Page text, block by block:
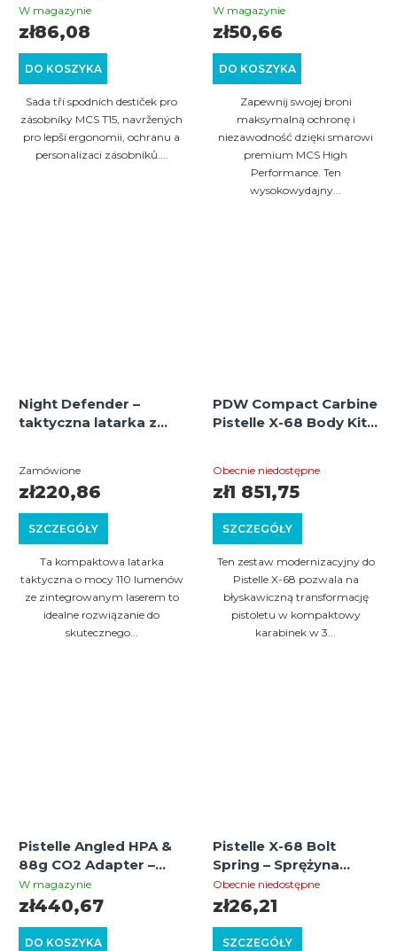
Černá
W magazynie
DO KOSZYKA
zł86,08
Sada tří spodních destiček pro
zásobníky MCS T15, navržených
pro lepší ergonomii, ochranu a
personalizaci zásobníků....
paintballowych i replik
airsoftowych
W magazynie
DO KOSZYKA
zł50,66
Zapewnij swojej broni
maksymalną ochronę i
niezawodność dzięki smarowi
premium MCS High
Performance. Ten
wysokowydajny...
Night Defender –
taktyczna latarka z
celowania i oświetlenia
na
5
gwiazdek.
Zamówione
SZCZEGÓŁY
zł220,86
Ta kompaktowa latarka
taktyczna o mocy 110 lumenów
ze zintegrowanym laserem to
idealne rozwiązanie do
skutecznego...
PDW Compact Carbine
Pistelle X-68 Body Kit –
lepszą ergonomię i
wydajność
ocena
5,0
na
5
gwiazdek.
Obecnie niedostępne
SZCZEGÓŁY
zł1 851,75
Ten zestaw modernizacyjny do
Pistelle X-68 pozwala na
błyskawiczną transformację
pistoletu w kompaktowy
karabinek w 3...
Pistelle Angled HPA &
88g CO2 Adapter –
adapter kątowy do
butli HPA i kapsuł 88g
W magazynie
DO KOSZYKA
zł440,67
Pistelle X-68 Bolt
Spring – Sprężyna
bijnika
Obecnie niedostępne
SZCZEGÓŁY
zł26,21